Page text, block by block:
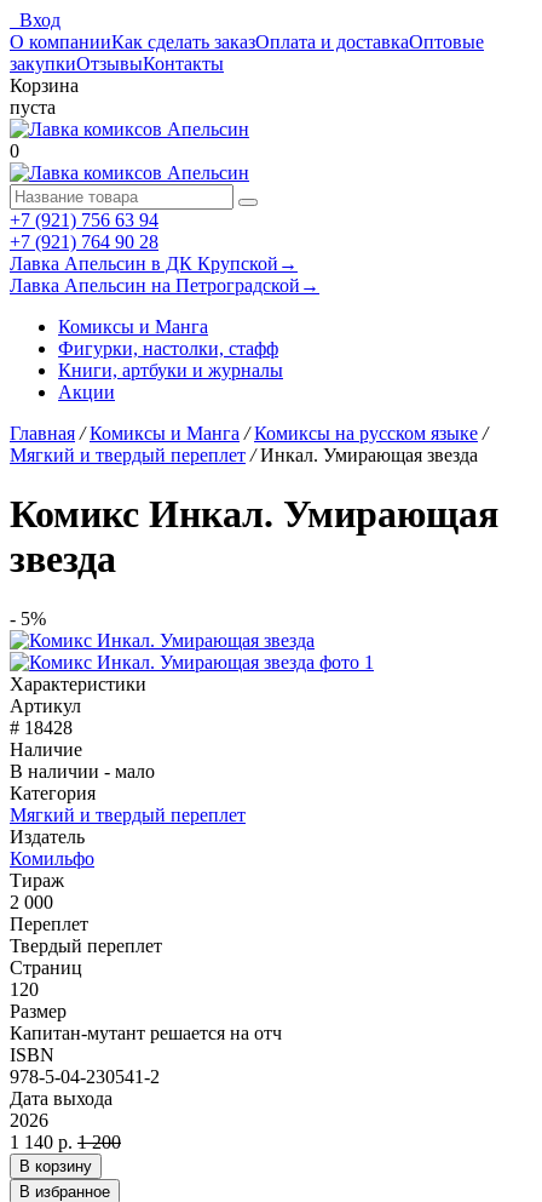
Вход
О компанииКак сделать заказОплата и доставкаОптовые
закупкиОтзывыКонтакты
Корзина
пуста
0
+7 (921) 756 63 94
+7 (921) 764 90 28
Лавка Апельсин в ДК Крупской →
Лавка Апельсин на Петроградской →
Комиксы и Манга
Фигурки, настолки, стафф
Книги, артбуки и журналы
Акции
Главная / Комиксы и Манга / Комиксы на русском языке /
Мягкий и твердый переплет / Инкал. Умирающая звезда
Комикс Инкал. Умирающая
звезда
- 5%
Характеристики
Артикул
# 18428
Наличие
В наличии - мало
Категория
Мягкий и твердый переплет
Издатель
Комильфо
Тираж
2 000
Переплет
Твердый переплет
Страниц
120
Размер
Капитан-мутант решается на отч
ISBN
978-5-04-230541-2
Дата выхода
2026
1 140 р. 1 200
В корзину
В избранное